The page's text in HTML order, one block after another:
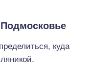
куда